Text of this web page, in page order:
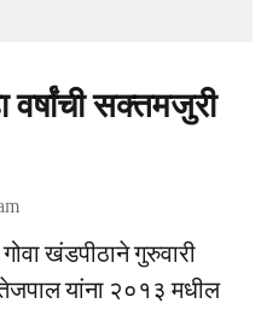
सक्तमजुरी
खंडपीठाने गुरुवारी
यांना २०१३ मधील